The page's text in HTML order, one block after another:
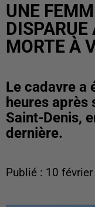
UNE
DISPARUE
MORTE À
Le cadavre a
heures
Saint-Denis,
dernière.
Publié : 10